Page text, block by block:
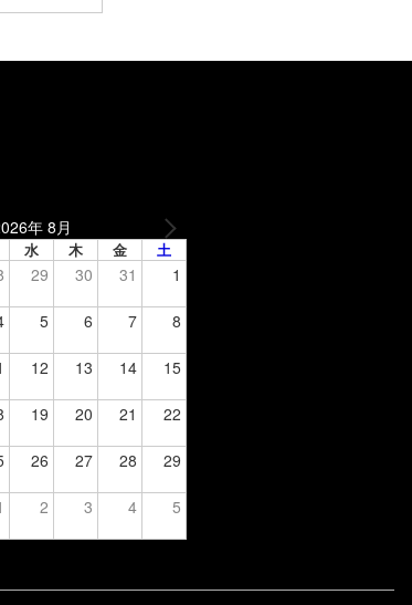
年 8月
水 木 金 土
29 30 31 1
5 6 7 8
12 13 14 15
19 20 21 22
26 27 28 29
2 3 4 5